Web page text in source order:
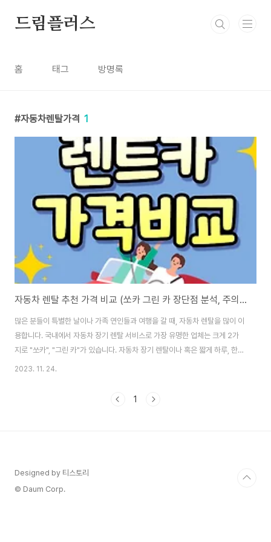
드림플러스
홈 태그 방명록
자동차렌탈가격 1
자동차 렌탈 추천 가격 비교 (쏘카 그린 카 장단점 분석, 주의사항)
많은 분들이 특별한 날이나 가족 연인들과 여행을 갈 때, 자동차 렌탈을 많이 이
용합니다. 국내에서 자동차 장기 렌탈 서비스로 가장 유명한 업체는 크게 2가
지로 "쏘카", "그린 카"가 있습니다. 자동차 장기 렌탈이나 혹은 짧게 하루, 한
달만 이용하시고 싶은 분은 아래의 쏘카 그린카의 자동차 렌탈 가격표를 참고
체 "쏘카"의 장단점 결론부터 말하자면 국내에서 가장 많이 이용되는 자동차
2023. 11. 24.
1
Designed by 티스토리
© Daum Corp.